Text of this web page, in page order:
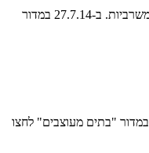
כתבה שהתפרסמה ב-Xnet על השימוש במשרביות. ב-27.7.14 במדור
כתבה שהתפרסמה בבניין ודיור ב-12.6.14 במדור "בתים מעוצבים" לחצו